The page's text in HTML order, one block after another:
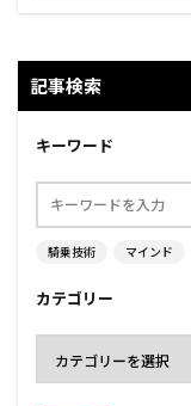
記事検索
キーワード
騎乗技術 マインド
カテゴリー